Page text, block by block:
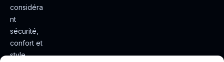
considéra
nt
sécurité,
confort et
style.